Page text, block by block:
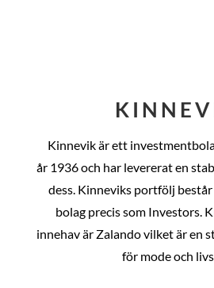
Kinnevik är ett
år 1936 och har levererat en
dess. Kinneviks portfölj
bolag precis som Investors.
innehav är Zalando vilket är en
för mode och